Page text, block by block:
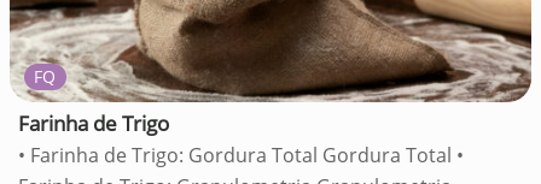
FQ
Farinha de Trigo
• Farinha de Trigo: Gordura Total Gordura Total •